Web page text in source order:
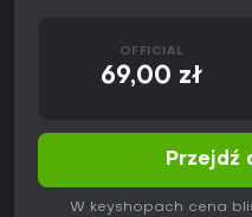
OFFICIAL
69,00 zł
Przejdź
W keyshopach cena